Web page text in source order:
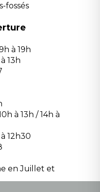
fossés
à 19h
13h
à 13h / 14h à
12h30
en Juillet et